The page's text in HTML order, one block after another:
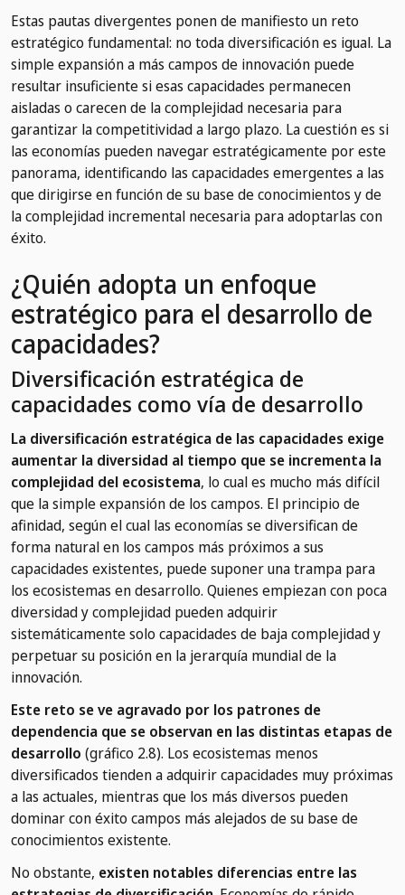
Estas pautas divergentes ponen de manifiesto un reto
estratégico fundamental: no toda diversificación es igual. La
simple expansión a más campos de innovación puede
resultar insuficiente si esas capacidades permanecen
aisladas o carecen de la complejidad necesaria para
garantizar la competitividad a largo plazo. La cuestión es si
las economías pueden navegar estratégicamente por este
panorama, identificando las capacidades emergentes a las
que dirigirse en función de su base de conocimientos y de
la complejidad incremental necesaria para adoptarlas con
éxito.
¿Quién adopta un enfoque
estratégico para el desarrollo de
capacidades?
Diversificación estratégica de
capacidades como vía de desarrollo
La diversificación estratégica de las capacidades exige
aumentar la diversidad al tiempo que se incrementa la
complejidad del ecosistema, lo cual es mucho más difícil
que la simple expansión de los campos. El principio de
afinidad, según el cual las economías se diversifican de
forma natural en los campos más próximos a sus
capacidades existentes, puede suponer una trampa para
los ecosistemas en desarrollo. Quienes empiezan con poca
diversidad y complejidad pueden adquirir
sistemáticamente solo capacidades de baja complejidad y
perpetuar su posición en la jerarquía mundial de la
innovación.
Este reto se ve agravado por los patrones de
dependencia que se observan en las distintas etapas de
desarrollo (gráfico 2.8). Los ecosistemas menos
diversificados tienden a adquirir capacidades muy próximas
a las actuales, mientras que los más diversos pueden
dominar con éxito campos más alejados de su base de
conocimientos existente.
No obstante, existen notables diferencias entre las